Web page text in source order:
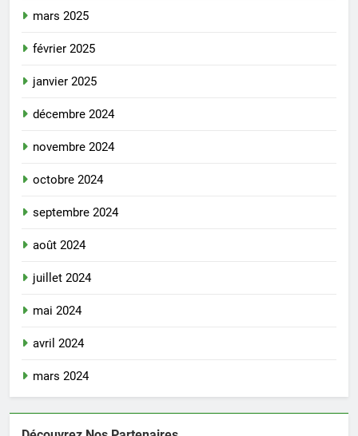
mars 2025
février 2025
janvier 2025
décembre 2024
novembre 2024
octobre 2024
septembre 2024
août 2024
juillet 2024
mai 2024
avril 2024
mars 2024